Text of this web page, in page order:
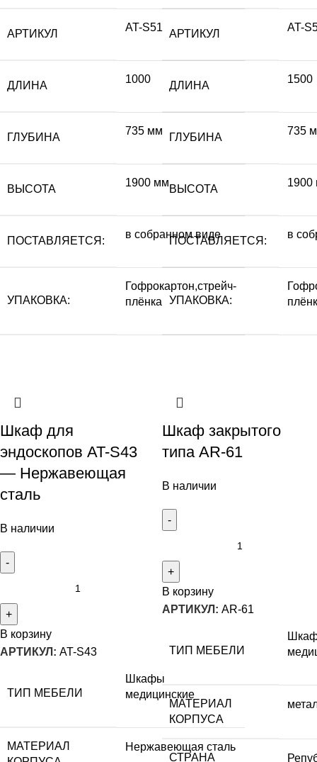
АРТИКУЛ
AT-S51
ДЛИНА
1000
ГЛУБИНА
735 мм
ВЫСОТА
1900 мм
ПОСТАВЛЯЕТСЯ:
в собранном виде
УПАКОВКА:
Гофрокартон,стрейч-
плёнка
АРТИКУЛ
AT-
ДЛИНА
1500
ГЛУБИНА
735
ВЫСОТА
1900
ПОСТАВЛЯЕТСЯ:
в
УПАКОВКА:
Шкаф для
эндоскопов AT-S43
— Нержавеющая
сталь
В наличии
В корзину
АРТИКУЛ: AT-S43
ТИП МЕБЕЛИ
Шкафы
медицинские
МАТЕРИАЛ
Нержавеющая сталь
Шкаф закрытого
типа AR-61
В наличии
В корзину
АРТИКУЛ: AR-61
ТИП МЕБЕЛИ
МАТЕРИАЛ
КОРПУСА
СТРАНА